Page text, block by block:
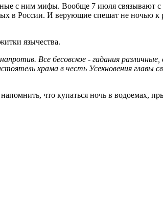
с ним мифы. Вообще 7 июля связывают
в России. И верующие спешат не ночью к
язычества.
Все бесовское - гадания различные,
храма в честь Усекновения главы
что купаться ночь в водоемах,